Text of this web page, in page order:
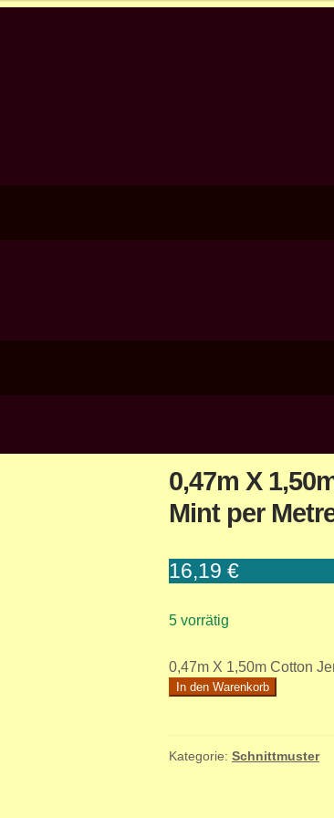
0,47m X
Mint per
16,19 €
5 vorrätig
0,47m X 1,50m Cotton
In den Warenkorb
Kategorie: Schnittmuster